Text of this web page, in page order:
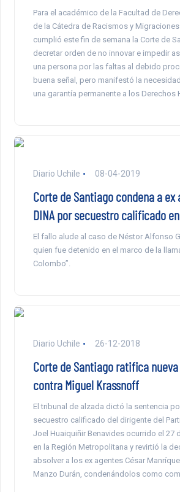
Para el académico de la Facultad de
de la Cátedra de Racismos y
cumplió este fin de semana la Corte de
decretar orden de no innovar e impedir
una persona por las faltas al debido
buena señal, pero manifestó la
una garantía permanente a los Derechos
Diario Uchile 08-04-2019
Corte de Santiago condena a ex
DINA por secuestro calificado
El fallo alude al caso de Néstor Alfonso
quien fue detenido en el marco de la
Colombo”.
Diario Uchile 26-12-2018
Corte de Santiago ratifica
contra Miguel Krassnoff
El tribunal de alzada dictó la sentencia
secuestro calificado del dirigente del
Joel Huaiquiñir Benavides ocurrido el 27
en la Región Metropolitana y revirtió la
absolver a los ex agentes César
Manzo Durán, condenándolos como